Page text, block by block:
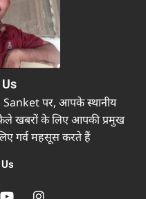
पर, आपके स्थानीय
खबरों के लिए आपकी प्रमुख
गर्व महसूस करते हैं